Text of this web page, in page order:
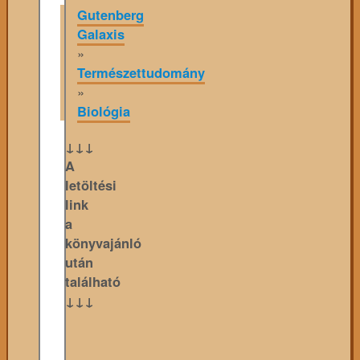
Gutenberg
Galaxis
»
Természettudomány
»
Biológia
↓↓↓
A
letöltési
link
a
könyvajánló
után
található
↓↓↓